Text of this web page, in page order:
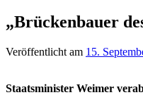
„Brückenbauer
Veröffentlicht am 15.
Staatsminister Weimer